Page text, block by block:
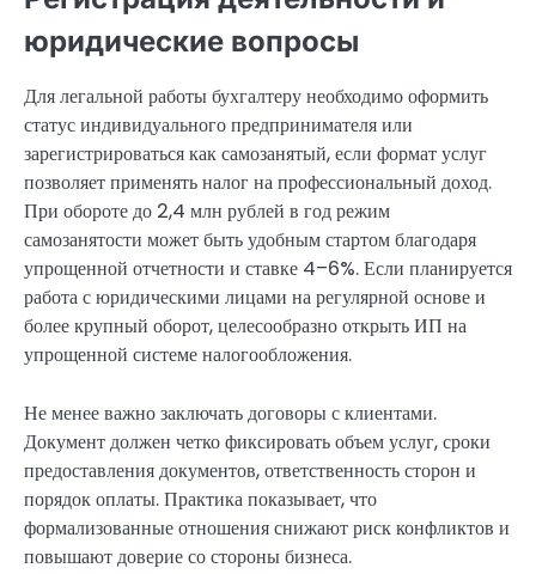
юридические вопросы
Для легальной работы бухгалтеру необходимо оформить
статус индивидуального предпринимателя или
зарегистрироваться как самозанятый, если формат услуг
позволяет применять налог на профессиональный доход.
При обороте до 2,4 млн рублей в год режим
самозанятости может быть удобным стартом благодаря
упрощенной отчетности и ставке 4–6%. Если планируется
работа с юридическими лицами на регулярной основе и
более крупный оборот, целесообразно открыть ИП на
упрощенной системе налогообложения.
Не менее важно заключать договоры с клиентами.
Документ должен четко фиксировать объем услуг, сроки
предоставления документов, ответственность сторон и
порядок оплаты. Практика показывает, что
формализованные отношения снижают риск конфликтов и
повышают доверие со стороны бизнеса.